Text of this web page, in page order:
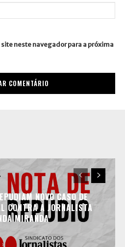
neste navegador para a próxima
NOVO CASO DE
CONTRA A JORNALISTA
MIRANDA